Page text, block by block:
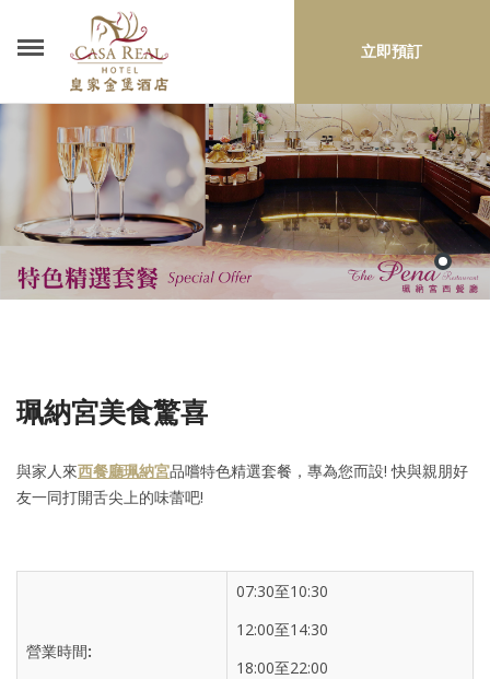
立即預訂
珮納宮美食驚喜
與家人來西餐廳珮納宮品嚐特色精選套餐，專為您而設! 快與親朋好
友一同打開舌尖上的味蕾吧!
營業時間:
07:30至10:30
12:00至14:30
18:00至22:00